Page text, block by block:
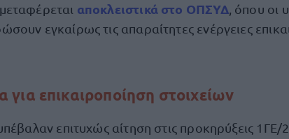
αποκλειστικά στο ΟΠΣΥΔ , όπου οι
εγκαίρως τις απαραίτητες ενέργειες
για επικαιροποίηση στοιχείων
επιτυχώς αίτηση στις προκηρύξεις 1ΓΕ/